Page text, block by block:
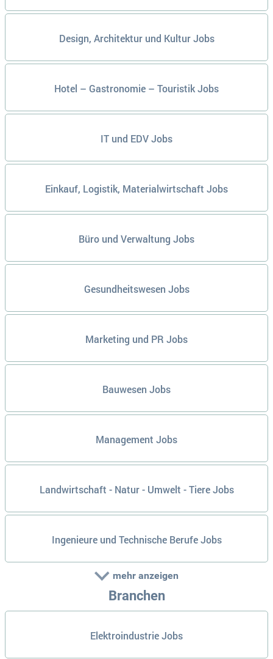
Design, Architektur und Kultur Jobs
Hotel – Gastronomie – Touristik Jobs
IT und EDV Jobs
Einkauf, Logistik, Materialwirtschaft Jobs
Büro und Verwaltung Jobs
Gesundheitswesen Jobs
Marketing und PR Jobs
Bauwesen Jobs
Management Jobs
Landwirtschaft - Natur - Umwelt - Tiere Jobs
Ingenieure und Technische Berufe Jobs
mehr anzeigen
Branchen
Elektroindustrie Jobs